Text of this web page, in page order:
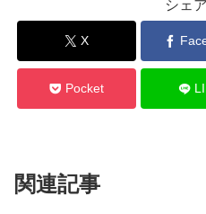
シェ
X
Pocket
関連記事